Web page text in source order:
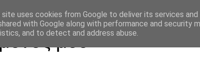
μου
site uses cookies from Google to deliver its services
with Google along with performance and security
and to detect and address abuse.